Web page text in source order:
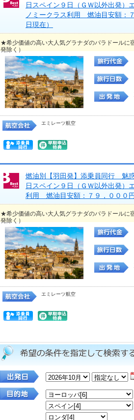
日スペイン９日（ＧＷ以外出発
ノミークラス利用 燃油目安額：
日現在）
★希少価値の高い大人気グラナダのパラドールに
発除く）
エミレーツ航空
燃油別【羽田発】添乗員同行 魅
日スペイン９日（ＧＷ以外出発
利用 燃油目安額：７９，０００
★希少価値の高い大人気グラナダのパラドールに
発除く）
エミレーツ航空